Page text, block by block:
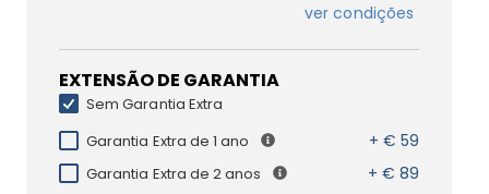
ver condições
EXTENSÃO DE GARANTIA
Sem Garantia Extra
Garantia Extra de 1 ano
+ € 59
Garantia Extra de 2 anos + € 89